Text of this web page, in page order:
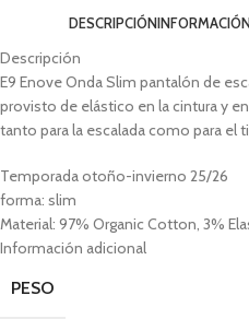
DESCRIPCIÓN
Descripción
E9 Enove Onda Slim pantalón de
provisto de elástico en la cintura y
tanto para la escalada como para el
Temporada otoño-invierno 25/26
forma: slim
Material: 97% Organic Cotton, 3%
Información adicional
PESO